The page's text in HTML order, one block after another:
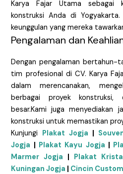
Karya Fajar Utama sebagai
konstruksi Anda di
keunggulan yang mereka
Pengalaman dan
Dengan pengalaman bertahun-
tim profesional di CV. Karya
dalam merencanakan,
berbagai proyek
besar.Kami juga menyediakan
konstruksi untuk memastikan
Kunjungi Plakat Jogja |
Jogja | Plakat Kayu Jogja |
Marmer Jogja | Plakat
Kuningan Jogja | Cincin